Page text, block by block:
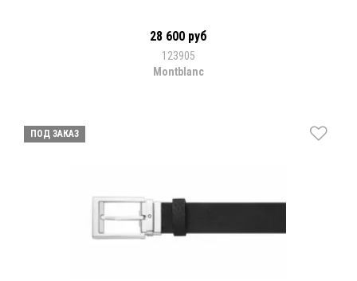
28 600 руб
123905
Montblanc
ПОД ЗАКАЗ